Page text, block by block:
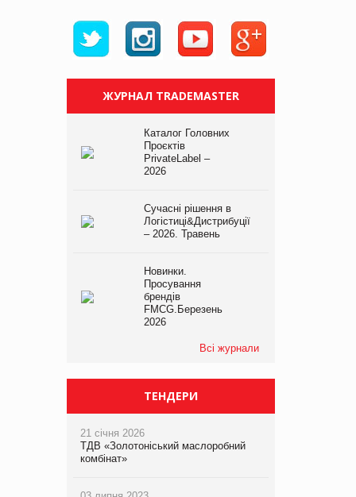
ЖУРНАЛ TRADEMASTER
Каталог Головних
Проєктів
PrivateLabel –
2026
Сучасні рішення в
Логістиці&Дистрибуції
– 2026. Травень
Новинки.
Просування
брендів
FMCG.Березень
2026
Всі журнали
ТЕНДЕРИ
21 січня 2026
ТДВ «Золотоніський маслоробний
комбінат»